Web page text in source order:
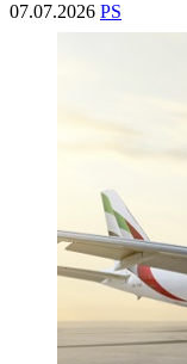
07.07.2026 PS